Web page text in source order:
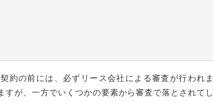
約の前には、必ずリース会社による審査が行われま
が、一方でいくつかの要素から審査で落とされてし